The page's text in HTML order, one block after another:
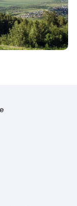
Мордовия,